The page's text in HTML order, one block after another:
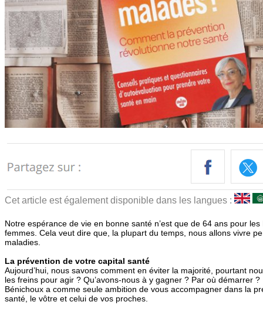
Cet article est également disponible dans les langues :
Notre espérance de vie en bonne santé n’est que de 64 ans pour
femmes. Cela veut dire que, la plupart du temps, nous allons vivre
maladies.
La prévention de votre capital santé
Aujourd’hui, nous savons comment en éviter la majorité, pourtant
les freins pour agir ? Qu’avons-nous à y gagner ? Par où démarrer
Bénichoux a comme seule ambition de vous accompagner dans la
santé, le vôtre et celui de vos proches.